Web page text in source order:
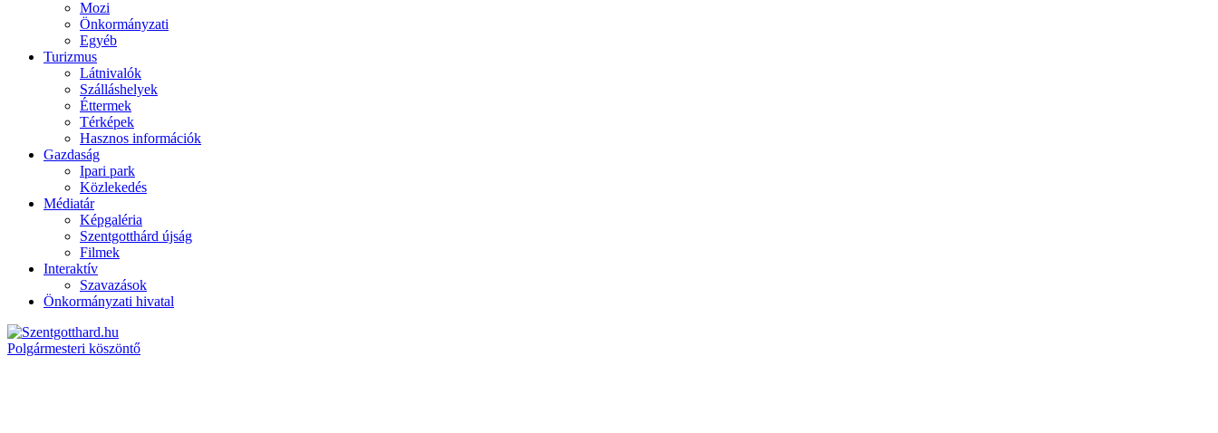
Mozi
Önkormányzati
Egyéb
Turizmus
Látnivalók
Szálláshelyek
Éttermek
Térképek
Hasznos információk
Gazdaság
Ipari park
Közlekedés
Médiatár
Képgaléria
Szentgotthárd újság
Filmek
Interaktív
Szavazások
Önkormányzati hivatal
Polgármesteri köszöntő